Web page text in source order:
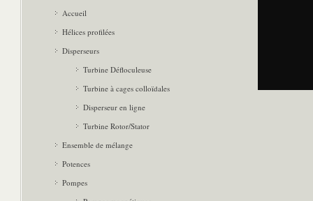
Accueil
Hélices profilées
Disperseurs
Turbine Défloculeuse
Turbine à cages colloïdales
Disperseur en ligne
Turbine Rotor/Stator
Ensemble de mélange
Potences
Pompes